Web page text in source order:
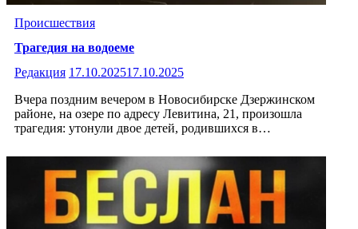
Происшествия
Трагедия на водоеме
Редакция 17.10.202517.10.2025
Вчера поздним вечером в Новосибирске Дзержинском
районе, на озере по адресу Левитина, 21, произошла
трагедия: утонули двое детей, родившихся в…